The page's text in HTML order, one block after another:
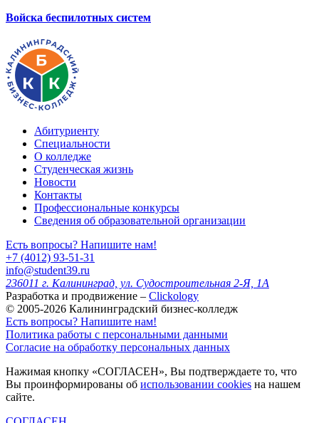
Войска беспилотных систем
Абитуриенту
Специальности
О колледже
Студенческая жизнь
Новости
Контакты
Профессиональные конкурсы
Сведения об образовательной организации
Есть вопросы? Напишите нам!
+7 (4012) 93-51-31
info@student39.ru
236011 г. Калининград, ул. Судостроительная 2-Я, 1А
Разработка и продвижение – Clickology
© 2005-2026 Калининградский бизнес-колледж
Есть вопросы? Напишите нам!
Политика работы с персональными данными
Согласие на обработку персональных данных
Нажимая кнопку «СОГЛАСЕН», Вы подтверждаете то, что
Вы проинформированы об использовании cookies на нашем
сайте.